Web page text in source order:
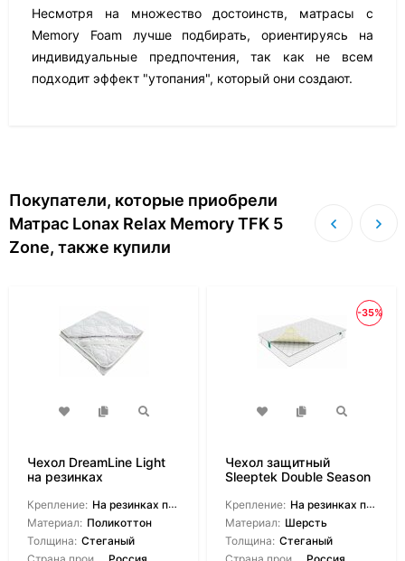
Несмотря на множество достоинств, матрасы с
Memory Foam лучше подбирать, ориентируясь на
индивидуальные предпочтения, так как не всем
подходит эффект "утопания", который они создают.
Покупатели, которые приобрели
Матрас Lonax Relax Memory TFK 5
Zone, также купили
Чехол DreamLine Light
на резинках
Крепление: На резинках по углам
Материал: Поликоттон
Толщина: Стеганый
-35%
Чехол защитный
Sleeptek Double Season
Крепление: На резинках по углам
Материал: Шерсть
Толщина: Стеганый